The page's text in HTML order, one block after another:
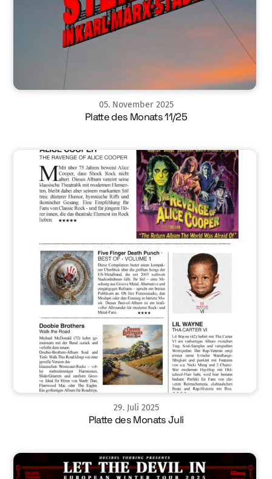
05. November 2025
Platte des Monats 11/25
29. Juli 2025
Platte des Monats Juli